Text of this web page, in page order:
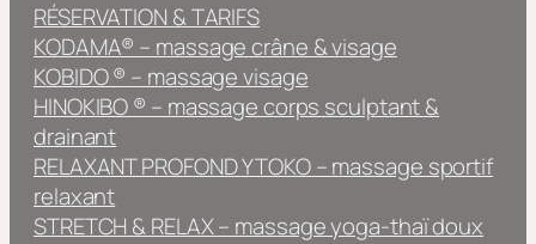
RÉSERVATION & TARIFS
KODAMA® – massage crâne & visage
KOBIDO ® – massage visage
HINOKIBO ® – massage corps sculptant &
drainant
RELAXANT PROFOND YTOKO – massage sportif
relaxant
STRETCH & RELAX – massage yoga-thaï doux